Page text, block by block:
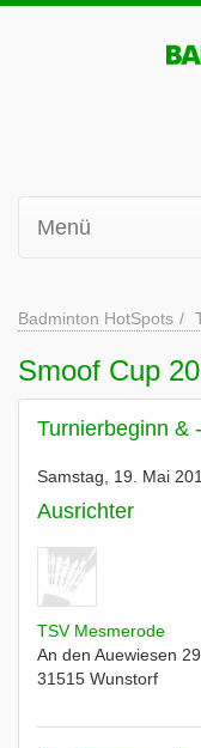
Menü
Badminton HotSpots
Smoof Cup
Turnierbeginn &
Samstag, 19. Mai
Ausrichter
TSV Mesmerode
An den Auewiesen 29
31515 Wunstorf